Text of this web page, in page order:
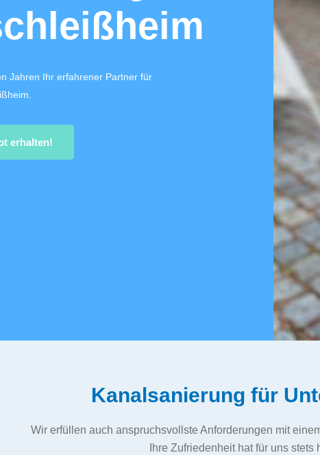
Wir
Kanalsanierung für
Wir erfüllen auch anspruchsvollste Anforderungen mit
Ihre Zufriedenheit hat für uns stets